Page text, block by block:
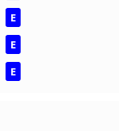
E
E
E